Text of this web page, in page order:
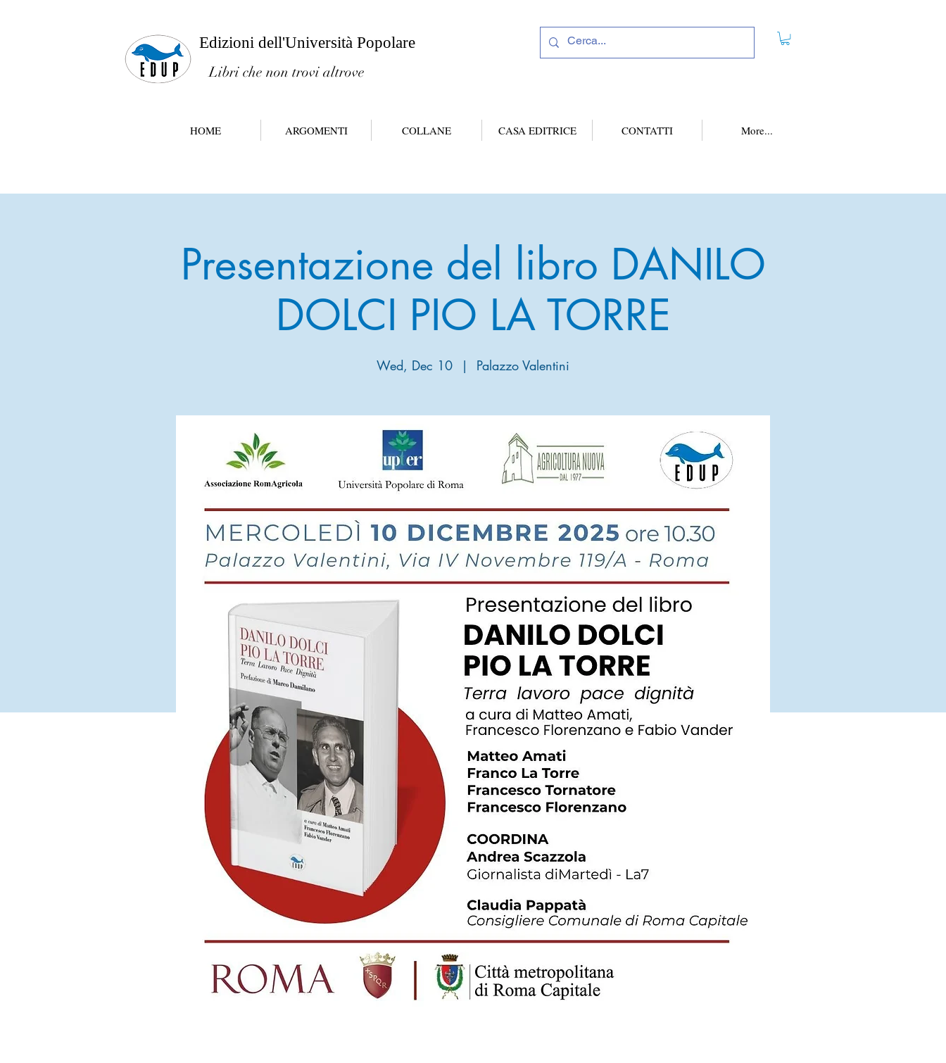
Edizioni dell'Università Popolare
Libri che non trovi altrove
HOME ARGOMENTI COLLANE CASA EDITRICE CONTATTI More...
Presentazione del libro DANILO
DOLCI PIO LA TORRE
Wed, Dec 10
  |
Palazzo Valentini